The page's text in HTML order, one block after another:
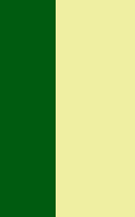
& Neuheiten